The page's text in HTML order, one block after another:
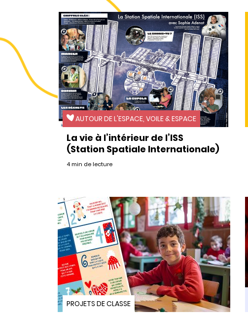
AUTOUR DE L'ESPACE, VOILE & ESPACE
La vie à l’intérieur de l’ISS
(Station Spatiale Internationale)
4 min de lecture
PROJETS DE CLASSE